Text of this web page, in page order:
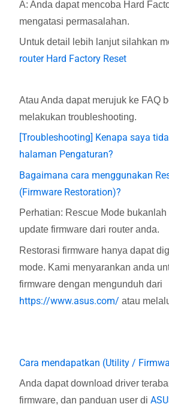
A: Anda dapat mencoba Hard
mengatasi permasalahan.
Untuk detail lebih lanjut silahkan
router Hard Factory Reset
Atau Anda dapat merujuk ke FAQ
melakukan troubleshooting.
[Troubleshooting] Kenapa saya
halaman Pengaturan?
Bagaimana cara menggunakan
(Firmware Restoration)?
Perhatian: Rescue Mode
update firmware dari router anda.
Restorasi firmware hanya dapat
mode. Kami menyarankan anda
firmware dengan mengunduh dari
https://www.asus.com/ atau
Cara mendapatkan (Utility /
Anda dapat download driver
firmware, dan panduan user di